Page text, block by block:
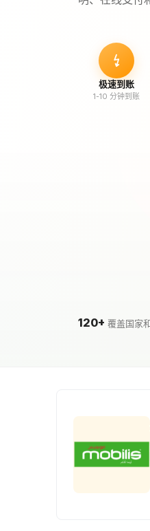
极速到账
1-10 分钟到账
120+ 覆盖国家